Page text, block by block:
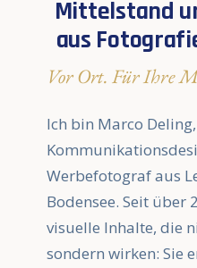
Mittelstand
aus
Vor Ort. Für Ihre
Ich bin Marco
Werbefotograf aus
Bodensee. Seit über
visuelle Inhalte, die
sondern wirken: Sie